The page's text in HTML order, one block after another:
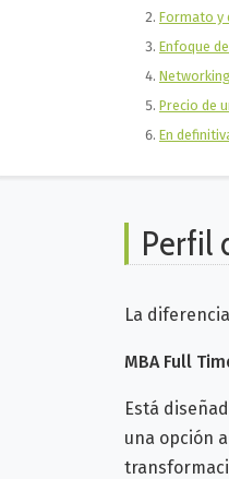
Formato y
Enfoque
Precio de
En
Perfil
La
MBA Full
Está
una opción